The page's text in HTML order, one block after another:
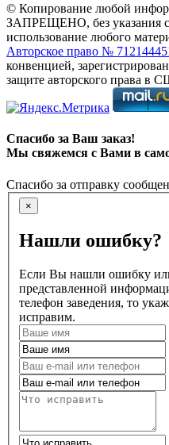
© Копирование любой
ЗАПРЕЩЕНО, без указания
использование любого
Авторское право №
конвенцией,
защите авторского права
Спасибо за Ваш заказ!
Мы свяжемся с Вами в
Спасибо за отправку
×
Нашли ошибку?
Если Вы нашли ошибку
представленной
телефон заведения, то
исправим.